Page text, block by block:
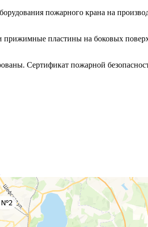
пожарного крана на
пластины на боковых
Сертификат пожарной